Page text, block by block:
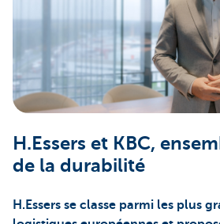
Corporate
H.Essers et KBC,
de la durabilité
H.Essers se classe parmi les plus